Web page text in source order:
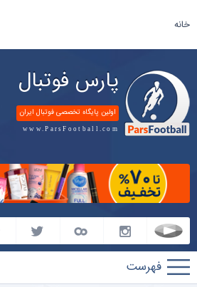
خانه
پارس فوتبال
اولین پایگاه تخصصی فوتبال ایران
www.ParsFootball.com
پارس
فوتبال